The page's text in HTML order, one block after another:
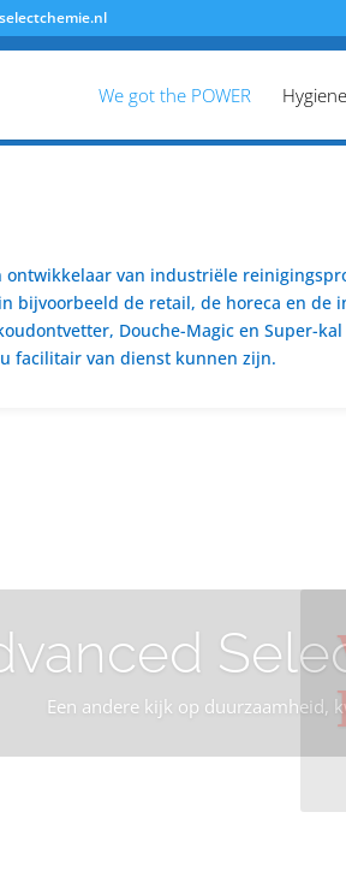
We got the POWER
ontwikkelaar van industriële
bijvoorbeeld de retail, de horeca en
Douche-Magic en Super-
facilitair van dienst kunnen zijn.
Een andere kijk op duurzaamheid,